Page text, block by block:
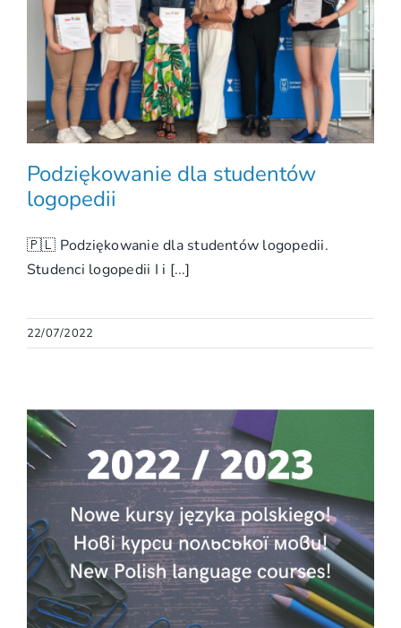
Podziękowanie dla studentów
logopedii
🇵🇱 Podziękowanie dla studentów logopedii.
Studenci logopedii I i [...]
22/07/2022